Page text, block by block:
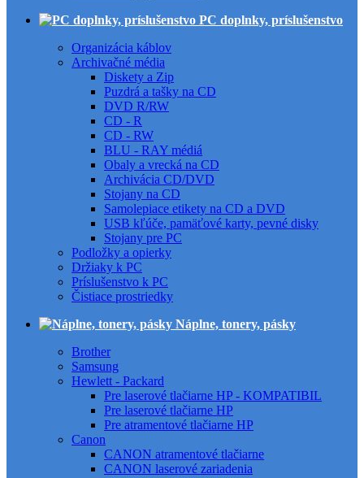
PC doplnky, príslušenstvo
Organizácia káblov
Archivačné média
Diskety a Zip
Puzdrá a tašky na CD
DVD R/RW
CD - R
CD - RW
BLU - RAY médiá
Obaly a vrecká na CD
Archivácia CD/DVD
Stojany na CD
Samolepiace etikety na CD a DVD
USB kľúče, pamäťové karty, pevné disky
Stojany pre PC
Podložky a opierky
Držiaky k PC
Príslušenstvo k PC
Čistiace prostriedky
Náplne, tonery, pásky
Brother
Samsung
Hewlett - Packard
Pre laserové tlačiarne HP - KOMPATIBIL
Pre laserové tlačiarne HP
Pre atramentové tlačiarne HP
Canon
CANON atramentové tlačiarne
CANON laserové zariadenia